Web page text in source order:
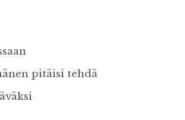
pitäisi tehdä